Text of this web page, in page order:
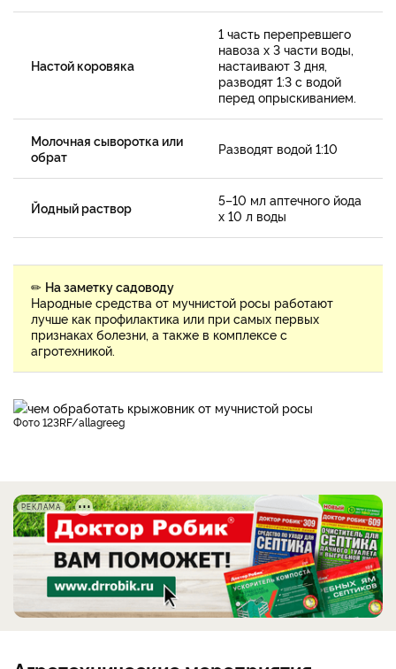
Настой коровяка
1 часть перепревшего
навоза х 3 части воды,
настаивают 3 дня,
разводят 1:3 с водой
перед опрыскиванием.
Молочная сыворотка или
обрат
Разводят водой 1:10
Йодный раствор
5–10 мл аптечного йода
х 10 л воды
✏ На заметку садоводу
Народные средства от мучнистой росы работают
лучше как профилактика или при самых первых
признаках болезни, а также в комплексе с
агротехникой.
фото 123RF/allagreeg
РЕКЛАМА